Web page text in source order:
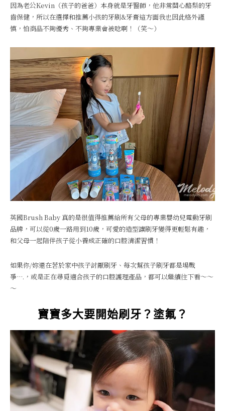
因為老公Kevin（孩子的爸爸）本身就是牙醫師，他非常關心酪梨的牙
齒保健，所以在選擇和推薦小孩的牙刷&牙膏這方面我也因此格外謹
慎，怕商品不夠優秀、不夠專業會被唸啊！（笑～）
英國Brush Baby 真的是很值得推薦給所有父母的專業嬰幼兒電動牙刷
品牌，可以從0歲一路用到10歲，可愛的造型讓刷牙變得更輕鬆有趣，
和父母一起陪伴孩子從小養成正確的口腔清潔習慣！
如果你/妳還在苦於家中孩子討厭刷牙、每次幫孩子刷牙都是場戰
爭….，或是正在尋覓適合孩子的口腔護理產品，都可以繼續往下看～～
～
寶寶多大要開始刷牙？塗氟？